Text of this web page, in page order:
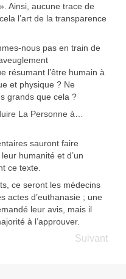
Ainsi, aucune trace de
l’art de la transparence
nous pas en train de
résumant l’être humain à
et physique ? Ne
grands que cela ?
La Personne à…
sauront faire
humanité et d’un
ce texte.
ce seront les médecins
actes d’euthanasie ; une
leur avis, mais il
à l’approuver.
Suivant